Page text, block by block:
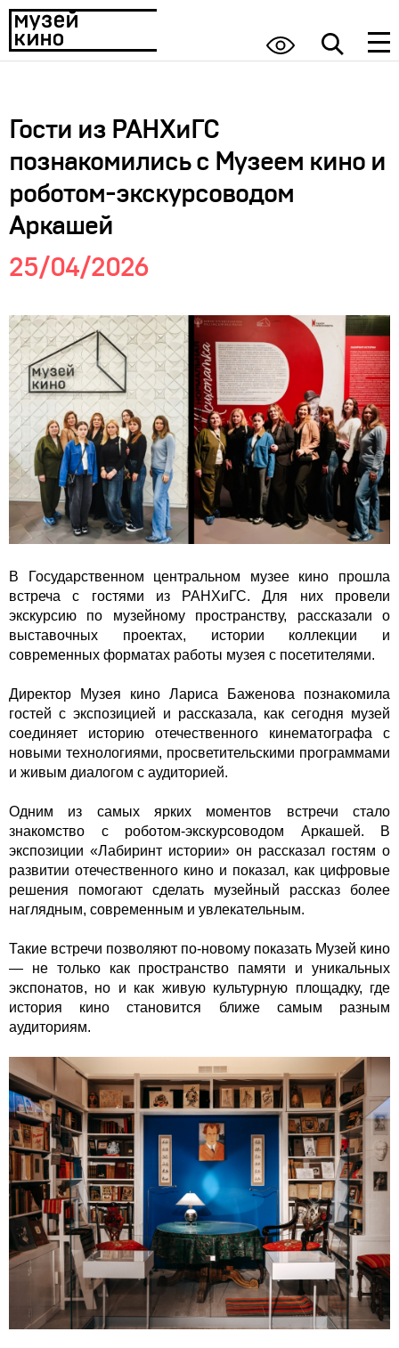
Гости из РАНХиГС
познакомились с Музеем кино и
роботом-экскурсоводом
Аркашей
25/04/2026
В Государственном центральном музее кино прошла
встреча с гостями из РАНХиГС. Для них провели
экскурсию по музейному пространству, рассказали о
выставочных проектах, истории коллекции и
современных форматах работы музея с посетителями.
Директор Музея кино Лариса Баженова познакомила
гостей с экспозицией и рассказала, как сегодня музей
соединяет историю отечественного кинематографа с
новыми технологиями, просветительскими программами
и живым диалогом с аудиторией.
Одним из самых ярких моментов встречи стало
знакомство с роботом-экскурсоводом Аркашей. В
экспозиции «Лабиринт истории» он рассказал гостям о
развитии отечественного кино и показал, как цифровые
решения помогают сделать музейный рассказ более
наглядным, современным и увлекательным.
Такие встречи позволяют по-новому показать Музей кино
— не только как пространство памяти и уникальных
экспонатов, но и как живую культурную площадку, где
история кино становится ближе самым разным
аудиториям.